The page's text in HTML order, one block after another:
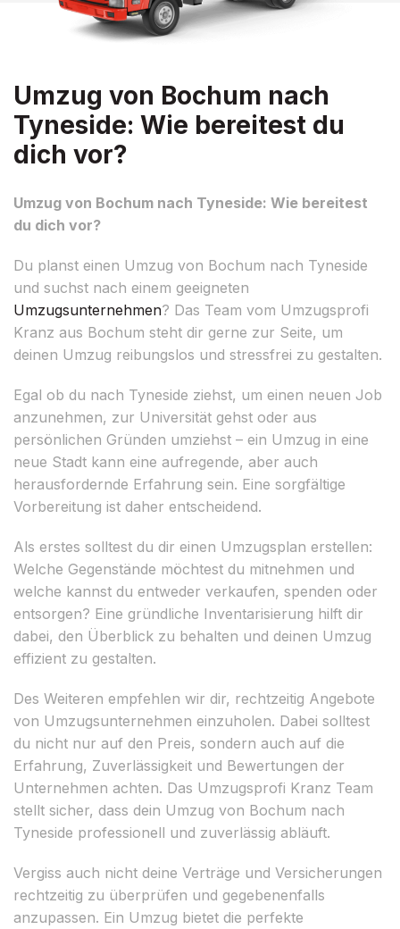
Umzug von Bochum nach
Tyneside: Wie bereitest du
dich vor?
Umzug von Bochum nach Tyneside: Wie bereitest
du dich vor?
Du planst einen Umzug von Bochum nach Tyneside
und suchst nach einem geeigneten
Umzugsunternehmen? Das Team vom Umzugsprofi
Kranz aus Bochum steht dir gerne zur Seite, um
deinen Umzug reibungslos und stressfrei zu gestalten.
Egal ob du nach Tyneside ziehst, um einen neuen Job
anzunehmen, zur Universität gehst oder aus
persönlichen Gründen umziehst – ein Umzug in eine
neue Stadt kann eine aufregende, aber auch
herausfordernde Erfahrung sein. Eine sorgfältige
Vorbereitung ist daher entscheidend.
Als erstes solltest du dir einen Umzugsplan erstellen:
Welche Gegenstände möchtest du mitnehmen und
welche kannst du entweder verkaufen, spenden oder
entsorgen? Eine gründliche Inventarisierung hilft dir
dabei, den Überblick zu behalten und deinen Umzug
effizient zu gestalten.
Des Weiteren empfehlen wir dir, rechtzeitig Angebote
von Umzugsunternehmen einzuholen. Dabei solltest
du nicht nur auf den Preis, sondern auch auf die
Erfahrung, Zuverlässigkeit und Bewertungen der
Unternehmen achten. Das Umzugsprofi Kranz Team
stellt sicher, dass dein Umzug von Bochum nach
Tyneside professionell und zuverlässig abläuft.
Vergiss auch nicht deine Verträge und Versicherungen
rechtzeitig zu überprüfen und gegebenenfalls
anzupassen. Ein Umzug bietet die perfekte